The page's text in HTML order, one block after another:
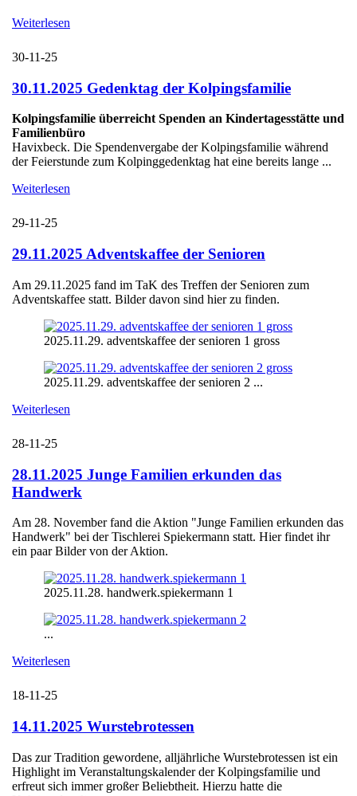
Weiterlesen
30-11-25
30.11.2025 Gedenktag der Kolpingsfamilie
Kolpingsfamilie überreicht Spenden an Kindertagesstätte und
Familienbüro
Havixbeck. Die Spendenvergabe der Kolpingsfamilie während
der Feierstunde zum Kolpinggedenktag hat eine bereits lange ...
Weiterlesen
29-11-25
29.11.2025 Adventskaffee der Senioren
Am 29.11.2025 fand im TaK des Treffen der Senioren zum
Adventskaffee statt. Bilder davon sind hier zu finden.
2025.11.29. adventskaffee der senioren 1 gross
2025.11.29. adventskaffee der senioren 2 ...
Weiterlesen
28-11-25
28.11.2025 Junge Familien erkunden das
Handwerk
Am 28. November fand die Aktion "Junge Familien erkunden das
Handwerk" bei der Tischlerei Spiekermann statt. Hier findet ihr
ein paar Bilder von der Aktion.
2025.11.28. handwerk.spiekermann 1
...
Weiterlesen
18-11-25
14.11.2025 Wurstebrotessen
Das zur Tradition gewordene, alljährliche Wurstebrotessen ist ein
Highlight im Veranstaltungskalender der Kolpingsfamilie und
erfreut sich immer großer Beliebtheit. Hierzu hatte die